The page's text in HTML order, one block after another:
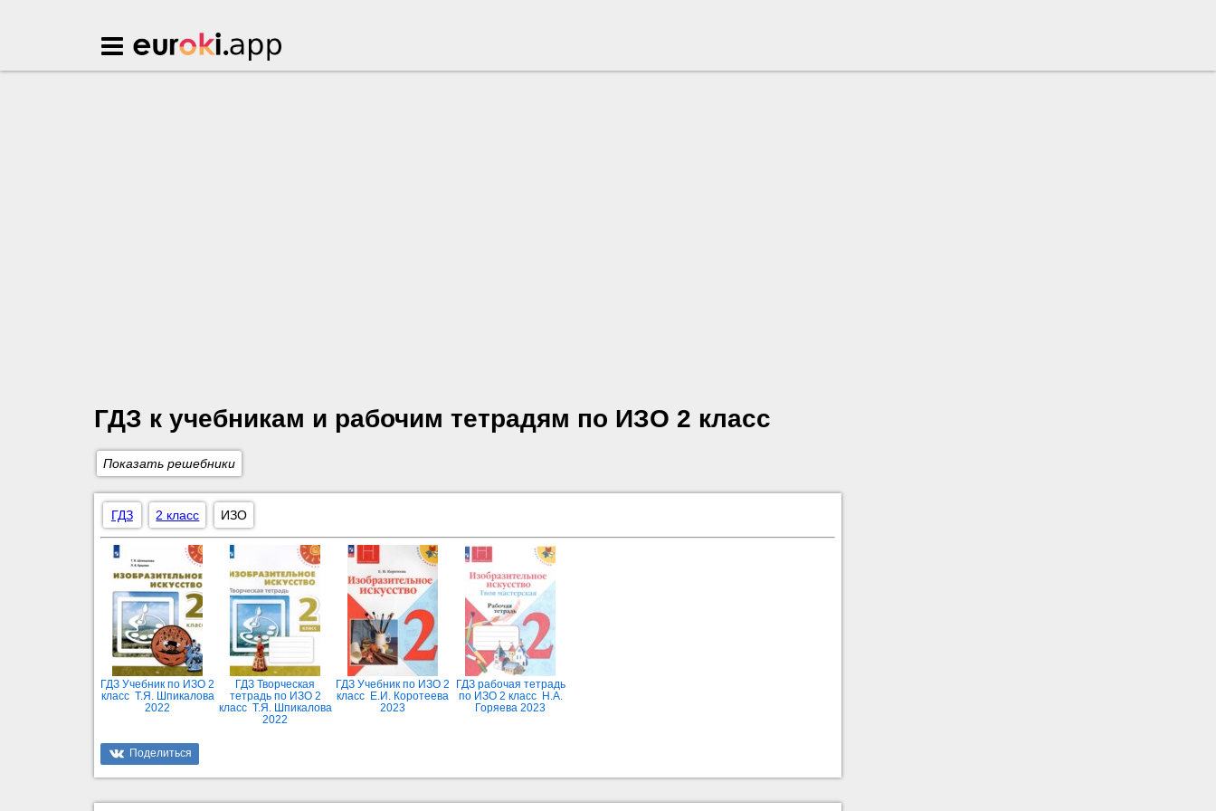
Euroki.app
ГДЗ к учебникам и рабочим тетрадям по ИЗО 2 класс
Показать решебники
ГДЗ 2 класс ИЗО
ГДЗ Учебник по ИЗО 2
класс Т.Я. Шпикалова
2022
ГДЗ Творческая
тетрадь по ИЗО 2
класс Т.Я. Шпикалова
2022
ГДЗ Учебник по ИЗО 2
класс Е.И. Коротеева
2023
ГДЗ рабочая тетрадь
по ИЗО 2 класс Н.А.
Горяева 2023
Поделиться